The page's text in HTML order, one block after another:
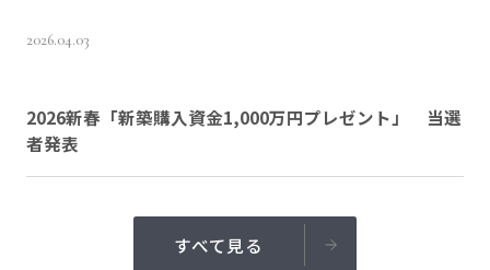
2026.04.03
2026新春「新築購入資金1,000万円プレゼント」 当選
者発表
すべて見る